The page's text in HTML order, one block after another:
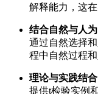
解释能力，这
结合自然与人
通过自然选择
程中自然过程
理论与实践结合
提供t检验实例